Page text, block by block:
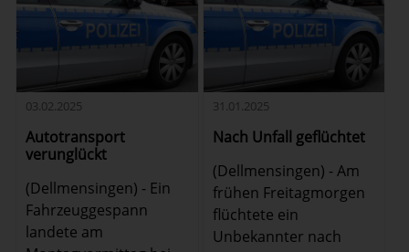
03.02.2025
Autotransport
verunglückt
(Dellmensingen) - Ein
Fahrzeuggespann
landete am
31.01.2025
Nach Unfall geflüchtet
(Dellmensingen) - Am
frühen Freitagmorgen
flüchtete ein
Unbekannter nach